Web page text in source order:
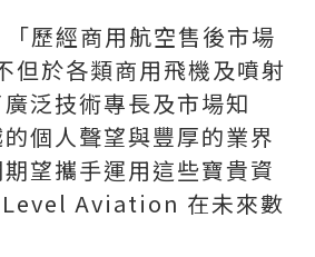
歷經商用航空售後市場
但於各類商用飛機及噴射
泛技術專長及市場知
個人聲望與豐厚的業界
望攜手運用這些寶貴資
Aviation 在未來數